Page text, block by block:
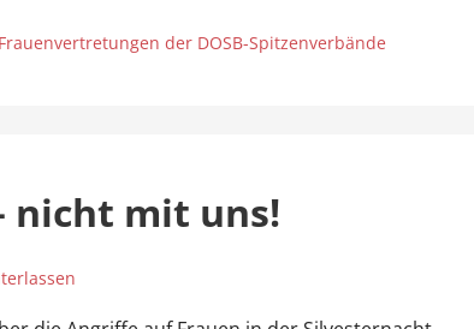
der DOSB-Spitzenverbände
nicht mit uns!